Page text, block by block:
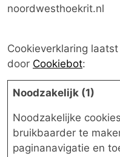
noordwesthoekrit.nl
Cookieverklaring
door Cookiebot:
Noodzakelijk (1)
Noodzakelijke
bruikbaarder te
paginanavigatie en